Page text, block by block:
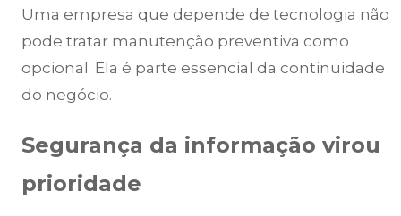
Uma empresa que depende de tecnologia não
pode tratar manutenção preventiva como
opcional. Ela é parte essencial da continuidade
do negócio.
Segurança da informação virou
prioridade